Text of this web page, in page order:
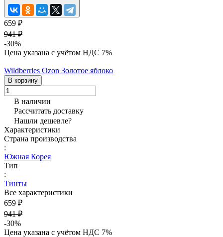
659 ₽
941 ₽
-30%
Цена указана с учётом НДС 7%
Wildberries Ozon Золотое яблоко
В корзину
В наличии
Рассчитать доставку
Нашли дешевле?
Характеристики
Страна производства
:
Южная Корея
Тип
:
Тинты
Все характеристики
659 ₽
941 ₽
-30%
Цена указана с учётом НДС 7%